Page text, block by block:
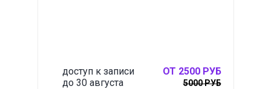
доступ к записи
до 30 августа
ОТ 2500 РУБ
5000 РУБ